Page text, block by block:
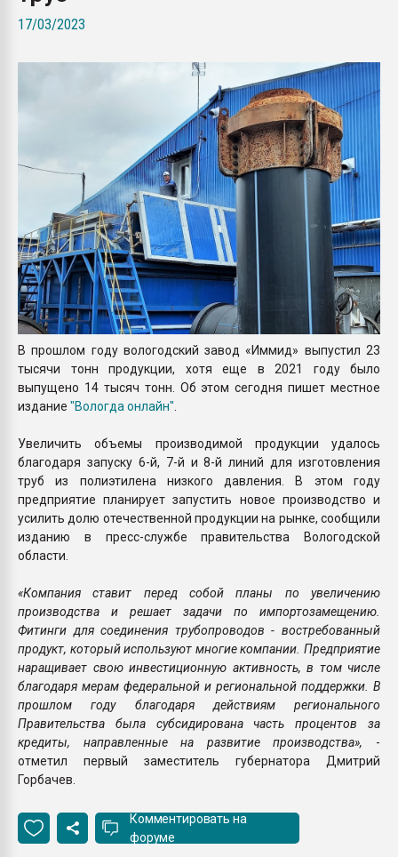
ПЕРЕЙТИ НА
17/03/2023
В прошлом году вологодский завод «Иммид» выпустил 23
тысячи тонн продукции, хотя еще в 2021 году было
выпущено 14 тысяч тонн. Об этом сегодня пишет местное
издание "Вологда онлайн".
Увеличить объемы производимой продукции удалось
благодаря запуску 6-й, 7-й и 8-й линий для изготовления
труб из полиэтилена низкого давления. В этом году
предприятие планирует запустить новое производство и
усилить долю отечественной продукции на рынке, сообщили
изданию в пресс-службе правительства Вологодской
области.
«Компания ставит перед собой планы по увеличению
производства и решает задачи по импортозамещению.
Фитинги для соединения трубопроводов - востребованный
продукт, который используют многие компании. Предприятие
наращивает свою инвестиционную активность, в том числе
благодаря мерам федеральной и региональной поддержки. В
прошлом году благодаря действиям регионального
Правительства была субсидирована часть процентов за
кредиты, направленные на развитие производства», -
отметил первый заместитель губернатора Дмитрий
Горбачев.
Комментировать на
форуме